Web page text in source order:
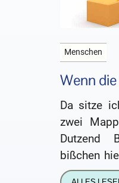
Menschen
Wenn
Da sitze
zwei
Dutzend
bißchen
ekelhaften